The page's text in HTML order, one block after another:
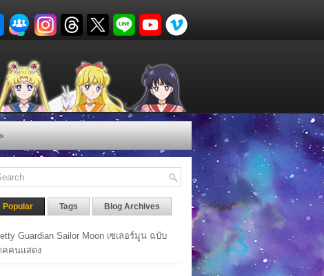
»
Popular Tags Blog Archives
Guardian Sailor Moon เซเลอร์มูน ฉบับ
คคนแสดง